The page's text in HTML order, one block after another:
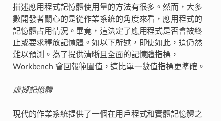
描述應用程式記憶體使用量的方法有很多。然而，大多
數開發者關心的是從作業系統的角度來看，應用程式的
記憶體占用情況。畢竟，這決定了應用程式是否會被終
止或要求釋放記憶體。如以下所述，即使如此，這仍然
難以預測。為了提供清晰且全面的記憶體指標，
Workbench 會回報範圍值，這比單一數值指標更準確。
虛擬記憶體
現代的作業系統提供了一個在用戶程式和實體記憶體之